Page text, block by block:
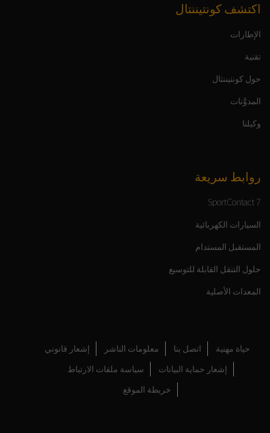
اكتشف كونتيننتال
الإطارات
تقنية
حول كونتيننتال
المدوَّنات
وكيلنا
روابط سريعة
SportContact 7
السيارات الكهربائية
المستقبل المستدام
حلول التنقل القابلة للتوسيع
المعدات الأصلية
حياة مهنية اتصل بنا معلومات الناشر إشعار قانوني
إشعار حماية البيانات سياسة ملفات الارتباط
خريطة الموقع